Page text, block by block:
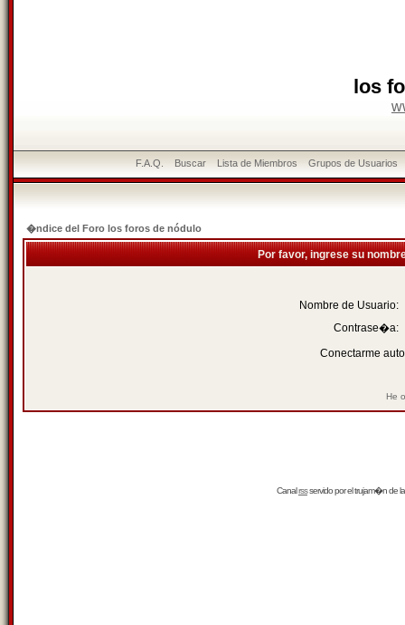
los
F.A.Q. Buscar Lista de Miembros Grupos de Usuarios
�ndice del Foro los foros de nódulo
Por favor, ingrese su
Nombre de Usuario:
Contrase�a:
Conectarme
He
Canalrssservido por eltrujam�nde